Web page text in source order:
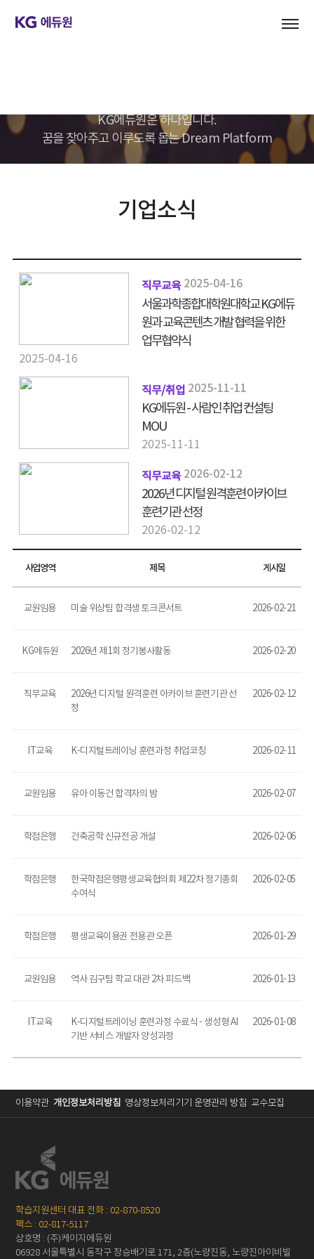
KG에듀원은 하나입니다.
꿈을 찾아주고 이루도록 돕는 Dream Platform
기업소식
직무교육 2025-04-16
서울과학종합대학원대학교 KG에듀
원과 교육콘텐츠 개발 협력을 위한
업무협약식
2025-04-16
직무/취업 2025-11-11
KG에듀원 - 사람인 취업 컨설팅
MOU
2025-11-11
직무교육 2026-02-12
2026년 디지털 원격훈련 아카이브
훈련기관 선정
2026-02-12
사업영역 제목 게시일
교원임용 미술 위상팀 합격생 토크콘서트 2026-02-21
KG에듀원 2026년 제1회 정기봉사활동 2026-02-20
직무교육
2026년 디지털 원격훈련 아카이브 훈련기관 선
정
2026-02-12
IT교육 K-디지털트레이닝 훈련과정 취업코칭 2026-02-11
교원임용 유아 이동건 합격자의 밤 2026-02-07
학점은행 건축공학 신규전공 개설 2026-02-06
학점은행
한국학점은행평생교육협의회 제22차 정기총회
수여식
2026-02-05
학점은행 평생교육이용권 전용관 오픈 2026-01-29
교원임용 역사 김구팀 학교 대관 2차 피드백 2026-01-13
IT교육
K-디지털트레이닝 훈련과정 수료식 - 생성형 AI
기반 서비스 개발자 양성과정
2026-01-08
이용약관 개인정보처리방침 영상정보처리기기 운영관리 방침 교수모집
학습지원센터 대표 전화 : 02-870-8520
팩스 : 02-817-5117
상호명 : (주)케이지에듀원
06928 서울특별시 동작구 장승배기로 171, 2층(노량진동, 노량진아이비빌